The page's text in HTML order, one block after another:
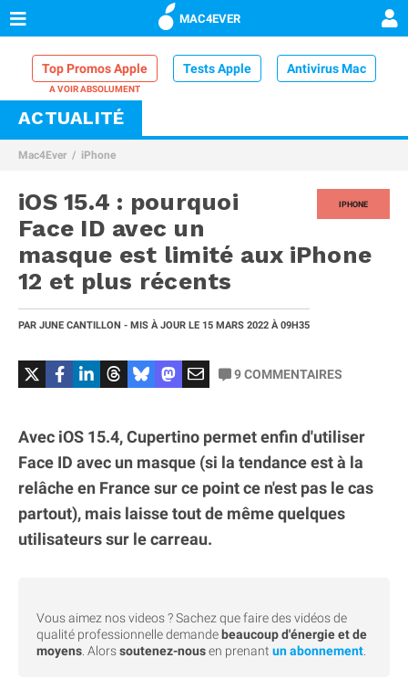
MAC4EVER
Top Promos Apple Tests Apple Antivirus Mac
VPN Mac
Comparatif iPhone
ACTUALITÉ
Mac4Ever iPhone
IPHONE
iOS 15.4 : pourquoi
Face ID avec un
masque est limité aux iPhone
12 et plus récents
PAR JUNE CANTILLON - MIS À JOUR LE 15 MARS 2022 À 09H35
9COMMENTAIRES
Avec iOS 15.4, Cupertino permet enfin d'utiliser
Face ID avec un masque (si la tendance est à la
relâche en France sur ce point ce n'est pas le cas
partout), mais laisse tout de même quelques
utilisateurs sur le carreau.
Vous aimez nos videos ? Sachez que faire des vidéos de
qualité professionnelle demande beaucoup d'énergie et de
moyens . Alorssoutenez-nousen prenant un abonnement